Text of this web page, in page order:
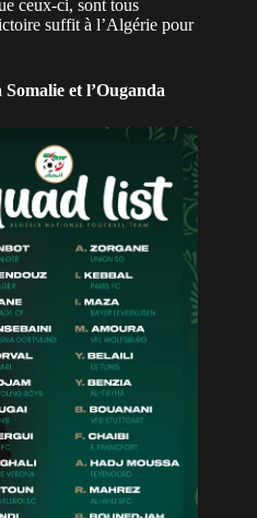
ceux-ci, sont tous
suffit à l’Algérie pour
et l’Ouganda